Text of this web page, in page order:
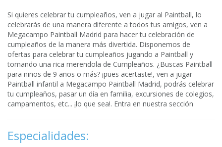
Si quieres celebrar tu cumpleaños, ven a jugar al Paintball, lo
celebrarás de una manera diferente a todos tus amigos, ven a
Megacampo Paintball Madrid para hacer tu celebración de
cumpleaños de la manera más divertida. Disponemos de
ofertas para celebrar tu cumpleaños jugando a Paintball y
tomando una rica merendola de Cumpleaños. ¿Buscas Paintball
para niños de 9 años o más? ¡pues acertaste!, ven a jugar
Paintball infantil a Megacampo Paintball Madrid, podrás celebrar
tu cumpleaños, pasar un día en familia, excursiones de colegios,
campamentos, etc... ¡lo que sea!. Entra en nuestra sección
Especialidades: